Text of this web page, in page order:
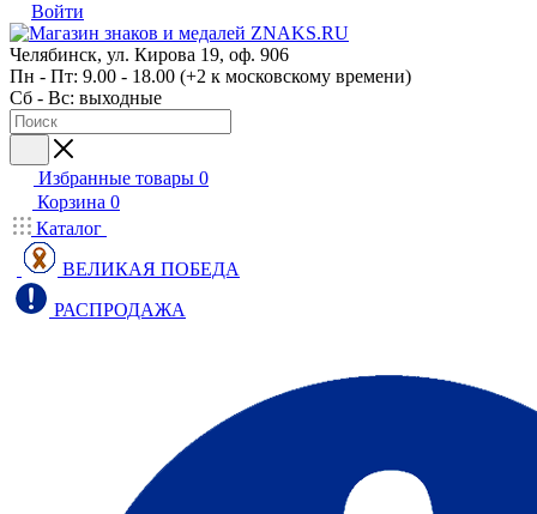
Войти
Челябинск, ул. Кирова 19, оф. 906
Пн - Пт: 9.00 - 18.00 (+2 к московскому времени)
Сб - Вс: выходные
Избранные товары 0
Корзина 0
Каталог
ВЕЛИКАЯ ПОБЕДА
РАСПРОДАЖА